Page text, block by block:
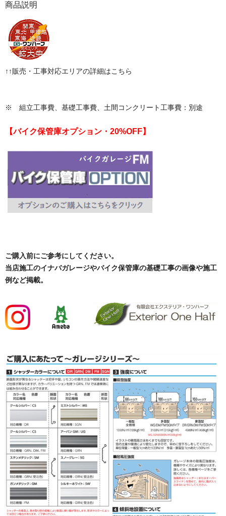
商品説明
↑↑販売・工事対応エリアの詳細はこちら
※ 組立工事費、基礎工事費、土間コンクリート工事費：別途
【バイク保管庫オプション・20%OFF】
ご購入前にご参考にしてください。
当店施工のイナバガレージやバイク保管庫の基礎工事の画像や施工
例など掲載。